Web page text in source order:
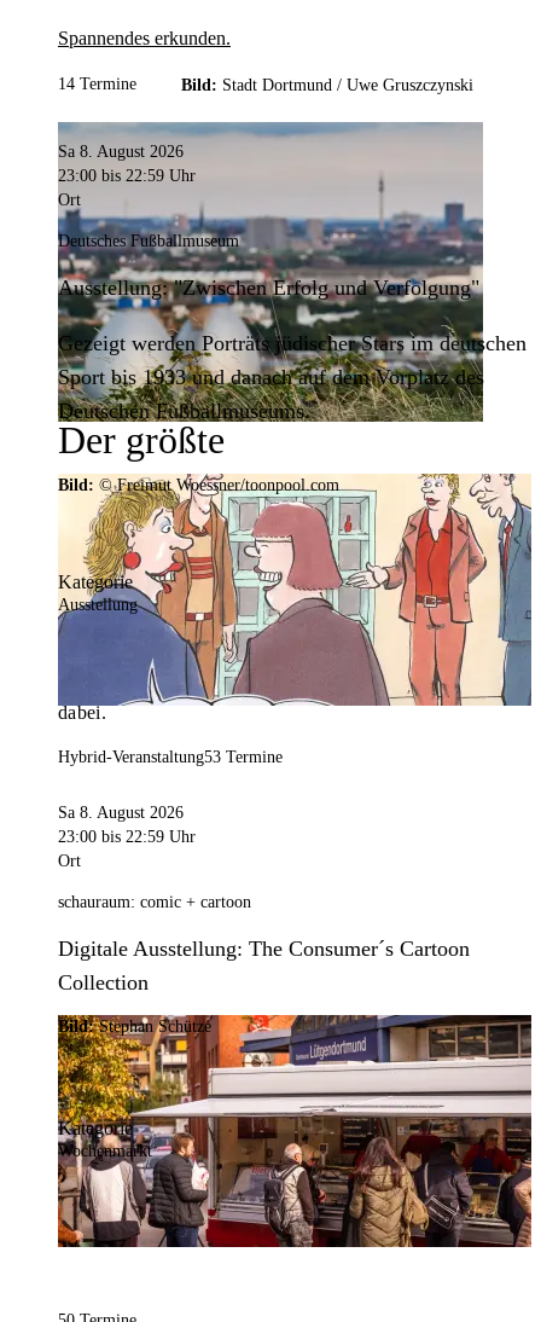
Spannendes erkunden.
Bild: Stadt Dortmund / Uwe Gruszczynski
Der größte
Veranstaltungskalender der
Region
Mit weit über 4.000 Terminen ist der
Veranstaltungskalender der Stadt Dortmund der
umfangreichste der Region. Hier ist für alle was
dabei.
14 Termine
Sa 8. August 2026
23:00 bis 22:59 Uhr
Ort
Deutsches Fußballmuseum
Ausstellung: "Zwischen Erfolg und Verfolgung"
Gezeigt werden Porträts jüdischer Stars im deutschen
Sport bis 1933 und danach auf dem Vorplatz des
Deutschen Fußballmuseums.
Bild: © Freimut Woessner/toonpool.com
Kategorie
Ausstellung
Hybrid-Veranstaltung53 Termine
Sa 8. August 2026
23:00 bis 22:59 Uhr
Ort
schauraum: comic + cartoon
Digitale Ausstellung: The Consumer´s Cartoon
Collection
Bild:Stephan Schütze
Kategorie
Wochenmarkt